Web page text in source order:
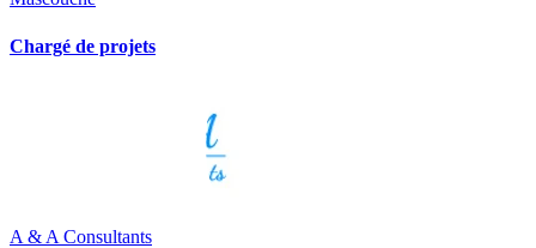
Chargé de projets
A & A Consultants